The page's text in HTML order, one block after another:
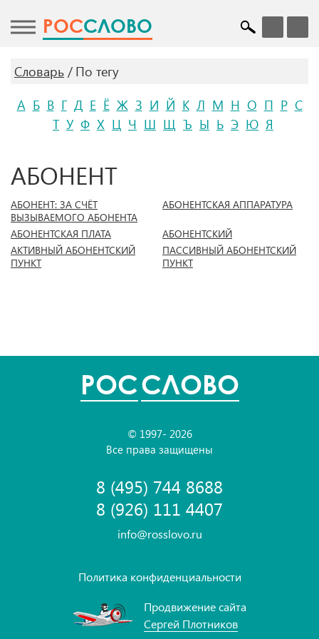
POCСЛОВО
Словарь
По тегу
А Б В Г Д Е Ё Ж З И Й К Л М Н О П Р С
Т У Ф Х Ц Ч Ш Щ Ъ Ы Ь Э Ю Я
АБОНЕНТ
АБОНЕНТ: ЗА СЧЁТ
ВЫЗЫВАЕМОГО АБОНЕНТА
АБОНЕНТСКАЯ АППАРАТУРА
АБОНЕНТСКАЯ ПЛАТА
АБОНЕНТСКИЙ
АКТИВНЫЙ АБОНЕНТСКИЙ
ПУНКТ
ПАССИВНЫЙ АБОНЕНТСКИЙ
ПУНКТ
POCСЛОВО
© 1997- 2026
Все права защищены
8 (495) 744 8688
8 (926) 111 4407
info@rosslovo.ru
Политика конфиденциальности
Продвижение сайта
Сергей Плотников